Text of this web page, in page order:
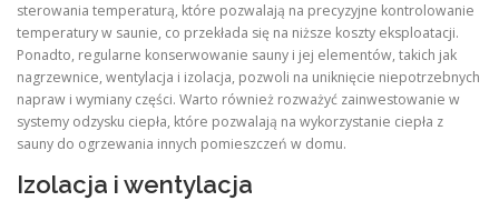
sterowania temperaturą, które pozwalają na precyzyjne kontrolowanie
temperatury w saunie, co przekłada się na niższe koszty eksploatacji.
Ponadto, regularne konserwowanie sauny i jej elementów, takich jak
nagrzewnice, wentylacja i izolacja, pozwoli na uniknięcie niepotrzebnych
napraw i wymiany części. Warto również rozważyć zainwestowanie w
systemy odzysku ciepła, które pozwalają na wykorzystanie ciepła z
sauny do ogrzewania innych pomieszczeń w domu.
Izolacja i wentylacja